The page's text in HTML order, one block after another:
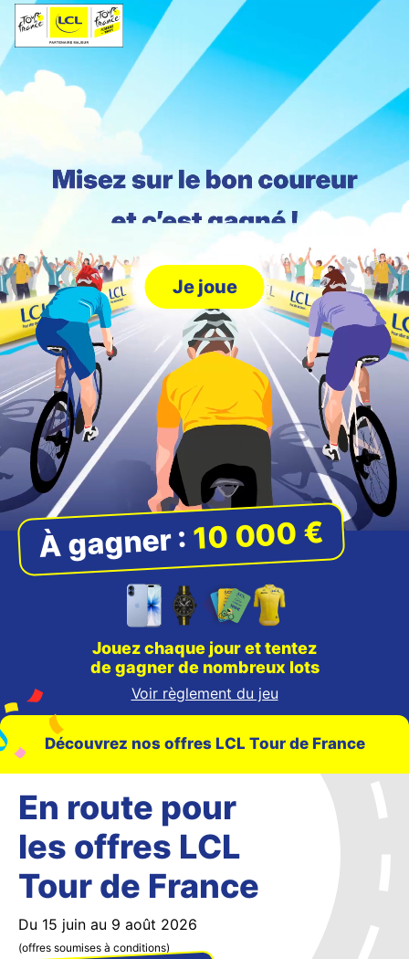
Je joue
À gagner :10 000 €
Jouez chaque jouret tentez
de gagnerde nombreux lots
Voir règlement du jeu
Découvrez nos offres LCL Tour de France
En route pour
les offres LCL
Tour de France
Du 15 juin au 9 août 2026
(offres soumises à conditions)